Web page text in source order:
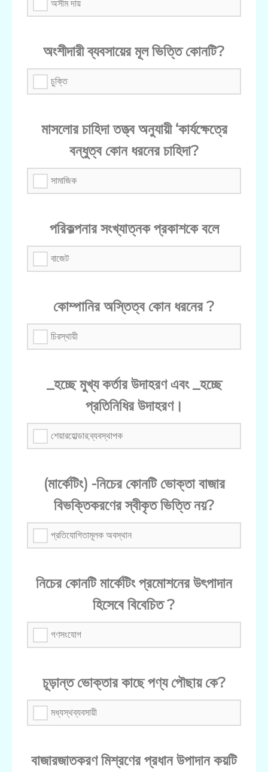
অসীম দায়
অংশীদারী ব্যবসায়ের মূল ভিত্তি কোনটি?
চুক্তি
মাসলোর চাহিদা তত্ত্ব অনুযায়ী ‘কার্যক্ষেত্রে
বন্ধুত্ব কোন ধরনের চাহিদা?
সামাজিক
পরিকল্পনার সংখ্যাত্নক প্রকাশকে বলে
বাজেট
কোম্পানির অস্তিত্ব কোন ধরনের ?
চিরস্থায়ী
_হচ্ছে মুখ্য কর্তার উদাহরণ এবং _হচ্ছে
প্রতিনিধির ‍উদাহরণ।
শেয়ারহোল্ডার;ব্যবস্থাপক
(মার্কেটিং) -নিচের কোনটি ভোক্তা বাজার
বিভক্তিকরণের স্বীকৃত ভিত্তি নয়?
প্রতিযোগিতামূলক অবস্থান
নিচের কোনটি মার্কেটিং প্রমোশনের উৎপাদান
হিসেবে বিবেচিত ?
গণসংযোগ
চূড়ান্ত ভোক্তার কাছে পণ্য পৌছায় কে?
মধ্যস্থব্যবসায়ী
বাজারজাতকরণ মিশ্রণের প্রধান উপাদান কয়টি